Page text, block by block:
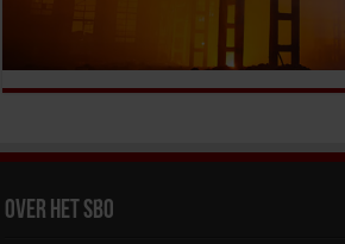
Over het SBO